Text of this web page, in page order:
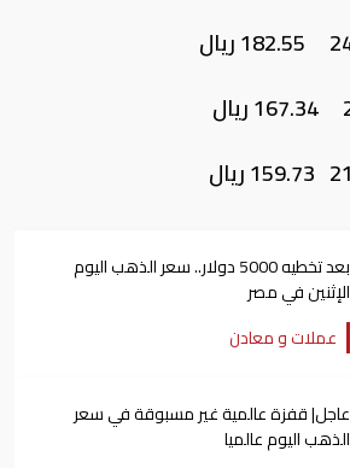
بعد تخطيه 5000 دولار.. سعر الذهب اليوم
الإثنين في مصر
عملات و معادن
عاجل| قفزة عالمية غير مسبوقة في سعر
الذهب اليوم عالميا